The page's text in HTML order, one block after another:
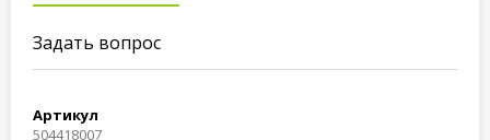
Задать вопрос
Артикул
504418007